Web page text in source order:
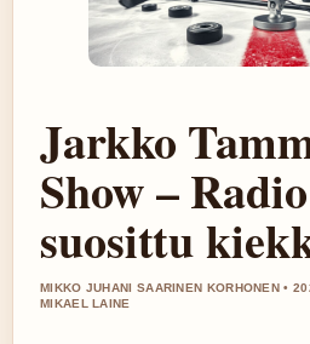
Jarkko
Show –
suosittu
MIKKO JUHANI SAARINEN KORHONEN •
MIKAEL LAINE